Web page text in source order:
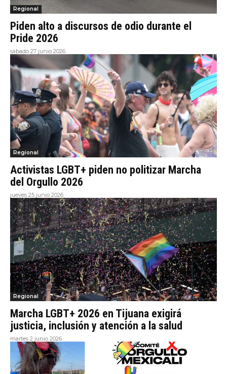
Regional
Piden alto a discursos de odio durante el
Pride 2026
sábado 27 junio 2026
Regional
Activistas LGBT+ piden no politizar Marcha
del Orgullo 2026
jueves 25 junio 2026
Regional
Marcha LGBT+ 2026 en Tijuana exigirá
justicia, inclusión y atención a la salud
martes 2 junio 2026